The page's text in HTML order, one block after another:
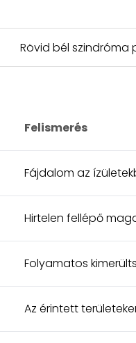
Rövid bél szindróma
Felismerés
Fájdalom az
Hirtelen fellépő
Folyamatos
Az érintett